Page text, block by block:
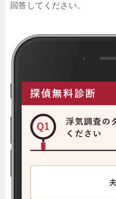
回答してください。